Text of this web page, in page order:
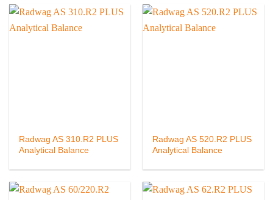
Radwag AS 310.R2 PLUS
Analytical Balance
Radwag AS 520.R2 PLUS
Analytical Balance